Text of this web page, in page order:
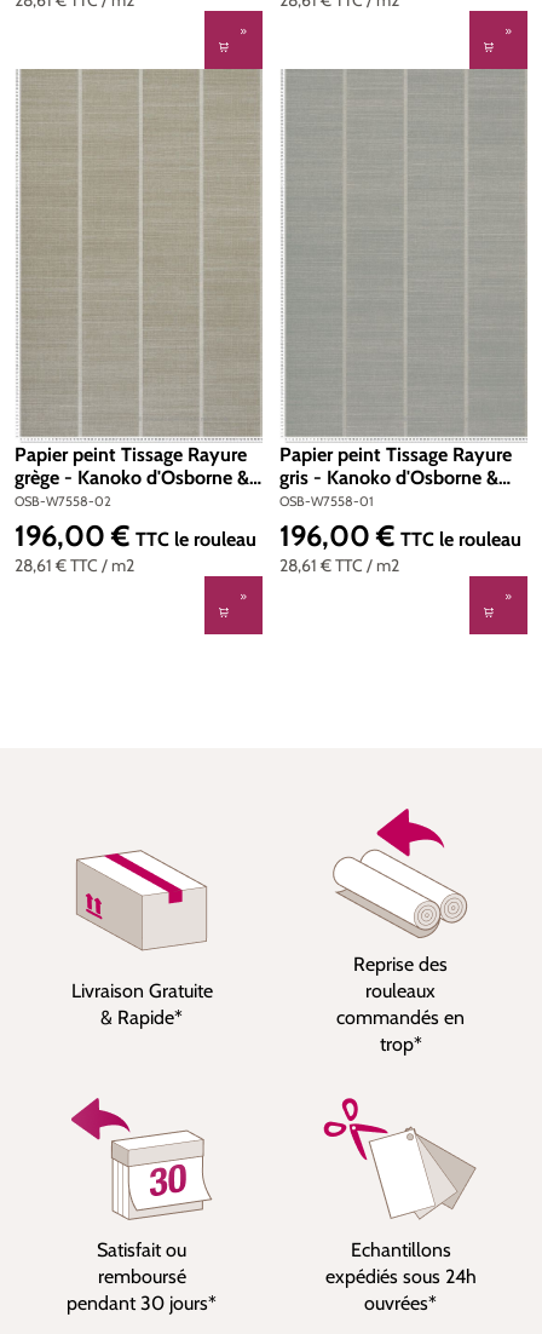
Papier peint Tissage Rayure
grège - Kanoko d'Osborne &
Little | Réf. OSB-W7558-02
OSB-W7558-02
28,61 €TTC / m2
Prix régulier :
196,00 € TTC le rouleau
Papier peint Tissage Rayure
gris - Kanoko d'Osborne &
Little | Réf. OSB-W7558-01
OSB-W7558-01
28,61 €TTC / m2
Prix régulier :
196,00 € TTC le rouleau
Livraison Gratuite
& Rapide*
Reprise des
rouleaux
commandés en
trop*
Satisfait ou
remboursé
pendant 30 jours*
Echantillons
expédiés sous 24h
ouvrées*